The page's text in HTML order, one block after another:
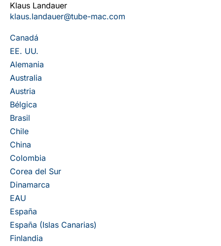
Canadá
EE. UU.
Alemania
Australia
Austria
Bélgica
Brasil
Chile
China
Colombia
Corea del Sur
Dinamarca
EAU
España
España (Islas Canarias)
Finlandia
Klaus Landauer
klaus.landauer@tube-mac.com